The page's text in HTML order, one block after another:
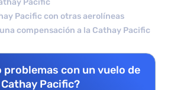
Pacific
Pacific con otras aerolíneas
compensación a la Cathay Pacific
problemas con un vuelo de
Cathay Pacific?